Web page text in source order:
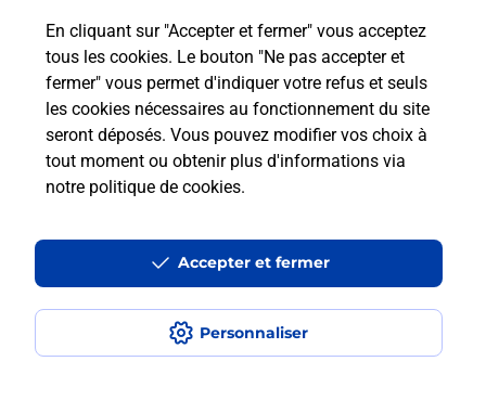
En cliquant sur "Accepter et fermer" vous acceptez
tous les cookies. Le bouton "Ne pas accepter et
fermer" vous permet d'indiquer votre refus et seuls
les cookies nécessaires au fonctionnement du site
seront déposés. Vous pouvez modifier vos choix à
tout moment ou obtenir plus d'informations via
notre politique de cookies.
Personnaliser
Accepter et fermer
Localiser Liste Hérault BOUJAN SUR LIBRON
Accessibilité : partiellement conforme
Conditions contractuelles
Mentions légales